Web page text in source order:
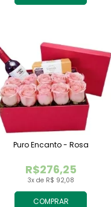
COMPRAR
3x de R$ 92,08
R$276,25
Puro Encanto - Rosa